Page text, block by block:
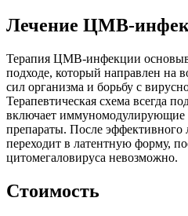
Лечение ЦМВ-
Терапия ЦМВ-инфекции
подходе, который направлен на
сил организма и борьбу с
Терапевтическая схема всегда
включает иммуномодулирующие
препараты. После эффективного
переходит в латентную форму,
цитомегаловируса невозможно.
Стоимость